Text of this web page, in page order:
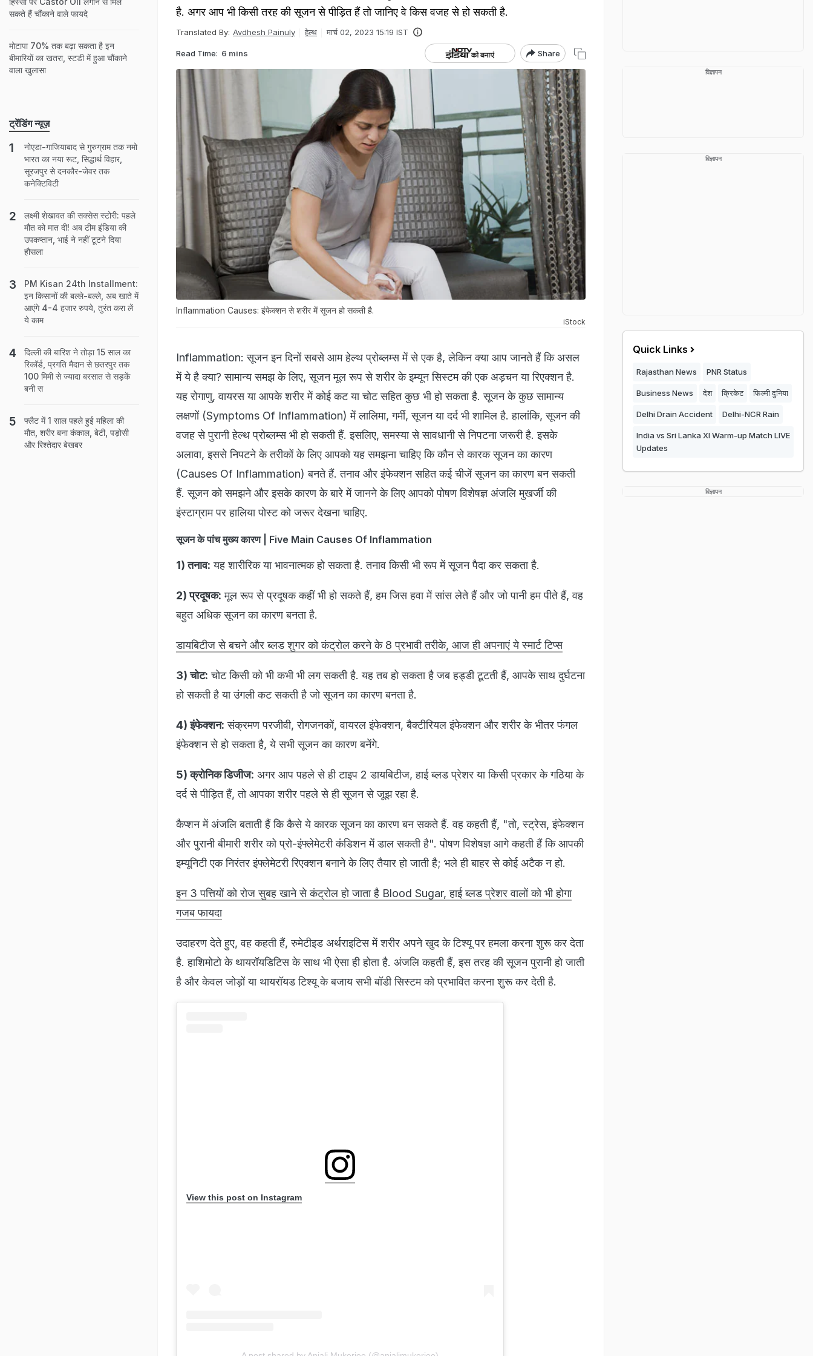
है. अगर आप भी किसी तरह की सूजन से पीड़ित हैं तो जानिए वे किस वजह से हो सकती है.
Translated By: Avdhesh Painuly हेल्थ मार्च 02, 2023 15:19 IST
Read Time: 6 mins Share
Inflammation Causes: इंफेक्शन से शरीर में सूजन हो सकती है.
iStock
Inflammation: सूजन इन दिनों सबसे आम हेल्थ प्रोब्लम्स में से एक है, लेकिन क्या आप जानते हैं कि असल
में ये है क्या? सामान्य समझ के लिए, सूजन मूल रूप से शरीर के इम्यून सिस्टम की एक अड़चन या रिएक्शन है.
यह रोगाणु, वायरस या आपके शरीर में कोई कट या चोट सहित कुछ भी हो सकता है. सूजन के कुछ सामान्य
लक्षणों (Symptoms Of Inflammation) में लालिमा, गर्मी, सूजन या दर्द भी शामिल है. हालांकि, सूजन की
वजह से पुरानी हेल्थ प्रोब्लम्स भी हो सकती हैं. इसलिए, समस्या से सावधानी से निपटना जरूरी है. इसके
अलावा, इससे निपटने के तरीकों के लिए आपको यह समझना चाहिए कि कौन से कारक सूजन का कारण
(Causes Of Inflammation) बनते हैं. तनाव और इंफेक्शन सहित कई चीजें सूजन का कारण बन सकती
हैं. सूजन को समझने और इसके कारण के बारे में जानने के लिए आपको पोषण विशेषज्ञ अंजलि मुखर्जी की
इंस्टाग्राम पर हालिया पोस्ट को जरूर देखना चाहिए.
सूजन के पांच मुख्य कारण | Five Main Causes Of Inflammation
1) तनाव: यह शारीरिक या भावनात्मक हो सकता है. तनाव किसी भी रूप में सूजन पैदा कर सकता है.
2) प्रदूषक: मूल रूप से प्रदूषक कहीं भी हो सकते हैं, हम जिस हवा में सांस लेते हैं और जो पानी हम पीते हैं, वह
बहुत अधिक सूजन का कारण बनता है.
डायबिटीज से बचने और ब्लड शुगर को कंट्रोल करने के 8 प्रभावी तरीके, आज ही अपनाएं ये स्मार्ट टिप्स
3) चोट: चोट किसी को भी कभी भी लग सकती है. यह तब हो सकता है जब हड्डी टूटती हैं, आपके साथ दुर्घटना
हो सकती है या उंगली कट सकती है जो सूजन का कारण बनता है.
4) इंफेक्शन: संक्रमण परजीवी, रोगजनकों, वायरल इंफेक्शन, बैक्टीरियल इंफेक्शन और शरीर के भीतर फंगल
इंफेक्शन से हो सकता है, ये सभी सूजन का कारण बनेंगे.
5) क्रोनिक डिजीज: अगर आप पहले से ही टाइप 2 डायबिटीज, हाई ब्लड प्रेशर या किसी प्रकार के गठिया के
दर्द से पीड़ित हैं, तो आपका शरीर पहले से ही सूजन से जूझ रहा है.
कैप्शन में अंजलि बताती हैं कि कैसे ये कारक सूजन का कारण बन सकते हैं. वह कहती हैं, "तो, स्ट्रेस, इंफेक्शन
और पुरानी बीमारी शरीर को प्रो-इंफ्लेमेटरी कंडिशन में डाल सकती है". पोषण विशेषज्ञ आगे कहती हैं कि आपकी
इम्यूनिटी एक निरंतर इंफ्लेमेटरी रिएक्शन बनाने के लिए तैयार हो जाती है; भले ही बाहर से कोई अटैक न हो.
इन 3 पत्तियों को रोज सुबह खाने से कंट्रोल हो जाता है Blood Sugar, हाई ब्लड प्रेशर वालों को भी होगा
गजब फायदा
उदाहरण देते हुए, वह कहती हैं, रुमेटीइड अर्थराइटिस में शरीर अपने खुद के टिश्यू पर हमला करना शुरू कर देता
है. हाशिमोटो के थायरॉयडिटिस के साथ भी ऐसा ही होता है. अंजलि कहती हैं, इस तरह की सूजन पुरानी हो जाती
है और केवल जोड़ों या थायरॉयड टिश्यू के बजाय सभी बॉडी सिस्टम को प्रभावित करना शुरू कर देती है.
View this post on Instagram
सकते हैं चौंकाने वाले फायदे
मोटापा 70% तक बढ़ा सकता है इन
बीमारियों का खतरा, स्टडी में हुआ चौंकाने
वाला खुलासा
ट्रेंडिंग न्यूज़
नोएडा-गाजियाबाद से गुरुग्राम तक नमो
भारत का नया रूट, सिद्धार्थ विहार,
सूरजपुर से दनकौर-जेवर तक
कनेक्टिविटी
लक्ष्मी शेखावत की सक्‍सेस स्‍टोरी: पहले
मौत को मात दी! अब टीम इंडिया की
उपकप्तान, भाई ने नहीं टूटने दिया
हौसला
PM Kisan 24th Installment:
इन किसानों की बल्ले-बल्ले, अब खाते में
आएंगे 4-4 हजार रुपये, तुरंत करा लें
ये काम
दिल्ली की बारिश ने तोड़ा 15 साल का
रिकॉर्ड, प्रगति मैदान से छतरपुर तक
100 मिमी से ज्यादा बरसात से सड़कें
बनी स
फ्लैट में 1 साल पहले हुई महिला की
मौत, शरीर बना कंकाल, बेटी, पड़ोसी
और रिश्तेदार बेखबर
विज्ञापन
विज्ञापन
Quick Links
Rajasthan News PNR Status
Business News देश क्रिकेट फिल्मी दुनिया
Delhi Drain Accident Delhi-NCR Rain
India vs Sri Lanka XI Warm-up Match LIVE
Updates
विज्ञापन